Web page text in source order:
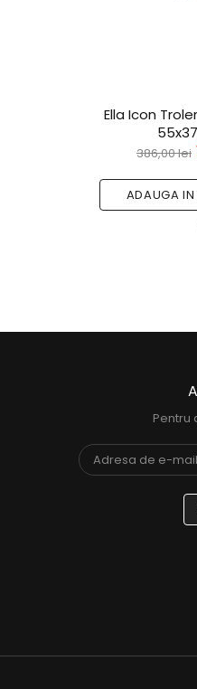
Ella Icon
386,00 lei
ADAUGA
Pentru